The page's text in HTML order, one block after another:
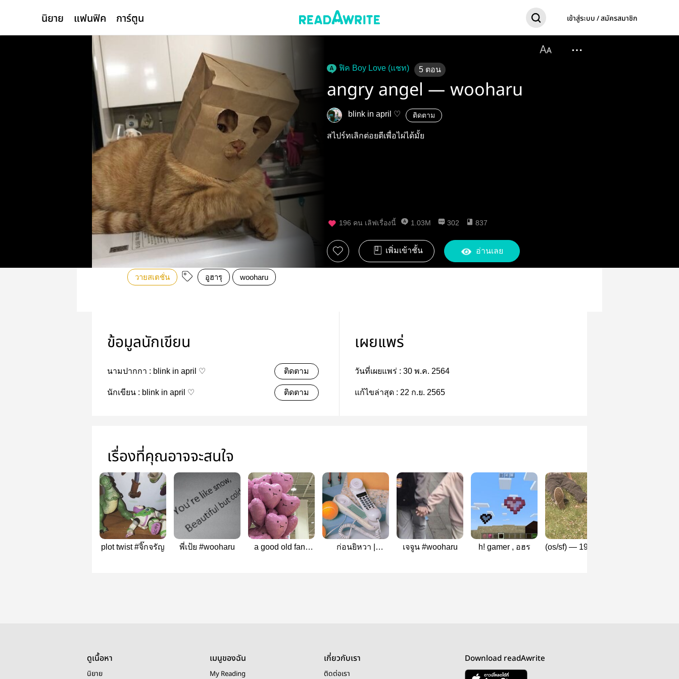
นิยาย แฟนฟิค การ์ตูน เข้าสู่ระบบ / สมัครสมาชิก
ฟิค Boy Love (แชท) 5 ตอน
angry angel — wooharu
blink in april ♡ ติดตาม
สไปร์ทเลิกต่อยตีเพื่อไผ่ได้มั้ย
196 คน เลิฟเรื่องนี้ 1.03M 302 837
เพิ่มเข้าชั้น อ่านเลย
วายสเตชั่น อูฮารุ wooharu
ข้อมูลนักเขียน
นามปากกา : blink in april ♡ ติดตาม
นักเขียน : blink in april ♡ ติดตาม
เผยแพร่
วันที่เผยแพร่ : 30 พ.ค. 2564
แก้ไขล่าสุด : 22 ก.ย. 2565
เรื่องที่คุณอาจจะสนใจ
plot twist #จิ๊กจรัญ พี่เป้ย #wooharu
a good old fan ;
ก่อนยิหวา |
เจจูน #wooharu h! gamer , อฮร
(os/sf) — 1992 | all
ดูเนื้อหา
นิยาย
เมนูของฉัน
My Reading
เกี่ยวกับเรา
ติดต่อเรา
Download readAwrite